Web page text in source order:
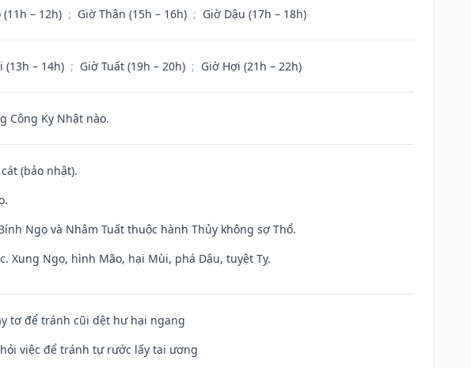
– 12h) ; Giờ Thân (15h – 16h) ; Giờ Dậu (17h – 18h)
(13h – 14h) ; Giờ Tuất (19h – 20h) ; Giờ Hợi (21h – 22h)
Công Kỵ Nhật nào.
(bảo nhật).
Ngọ và Nhâm Tuất thuộc hành Thủy không sợ Thổ.
Xung Ngọ, hình Mão, hại Mùi, phá Dậu, tuyệt Tỵ.
tơ để tránh cũi dệt hư hại ngang
việc để tránh tự rước lấy tai ương